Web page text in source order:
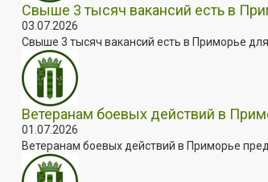
Свыше 3 тысяч вакансий есть в
03.07.2026
Свыше 3 тысяч вакансий есть в Приморье
Ветеранам боевых действий в
01.07.2026
Ветеранам боевых действий в Приморье